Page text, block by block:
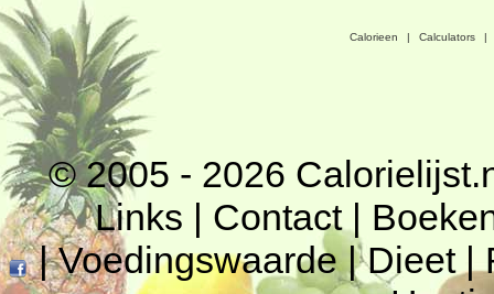
Calorieen | Calculators |
© 2005 - 2026
Links | Contact|
|Voedingswaarde|Dieet|